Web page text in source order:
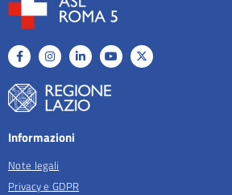
Informazioni
Note legali
Privacy e GDPR